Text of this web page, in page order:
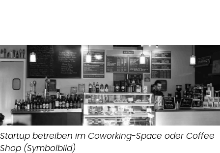
Startup betreiben im Coworking-Space oder Coffee
Shop (Symbolbild)